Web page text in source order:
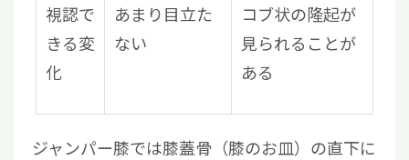
視認で
きる変
化
あまり目立た
ない
コブ状の隆起が
見られることが
ある
ジャンパー膝では膝蓋骨（膝のお皿）の直下に